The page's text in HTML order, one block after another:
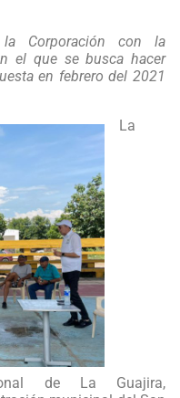
Corporación con la
el que se busca hacer
en febrero del 2021
La
de La Guajira,